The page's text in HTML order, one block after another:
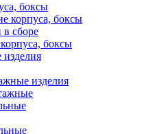
боксы
корпуса, боксы
сборе
боксы
изделия